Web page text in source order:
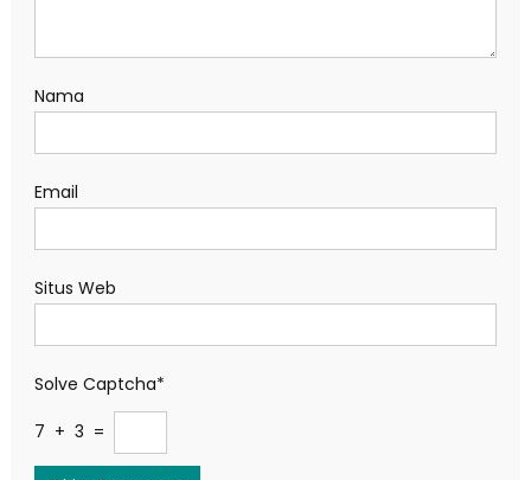
Nama
Email
Situs Web
Solve Captcha*
7 + 3 =